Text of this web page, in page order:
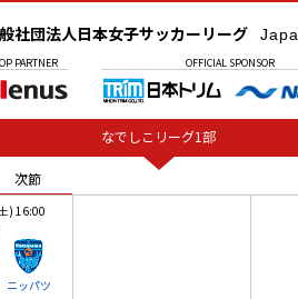
社団法人日本女子サッカーリーグ
PARTNER OFFICIAL SPONSOR
なでしこリーグ1部
次節
) 16:00
ニッパツ